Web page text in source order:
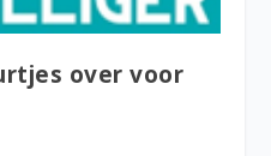
over voor